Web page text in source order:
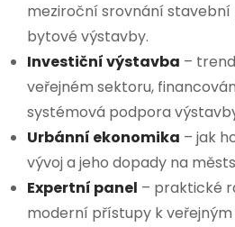
meziroční srovnání stavební
bytové výstavby.
Investiční výstavba –
veřejném sektoru,
systémová podpora
Urbánní ekonomika – jak
vývoj a jeho dopady na
Expertní panel – praktické
moderní přístupy k veřejným